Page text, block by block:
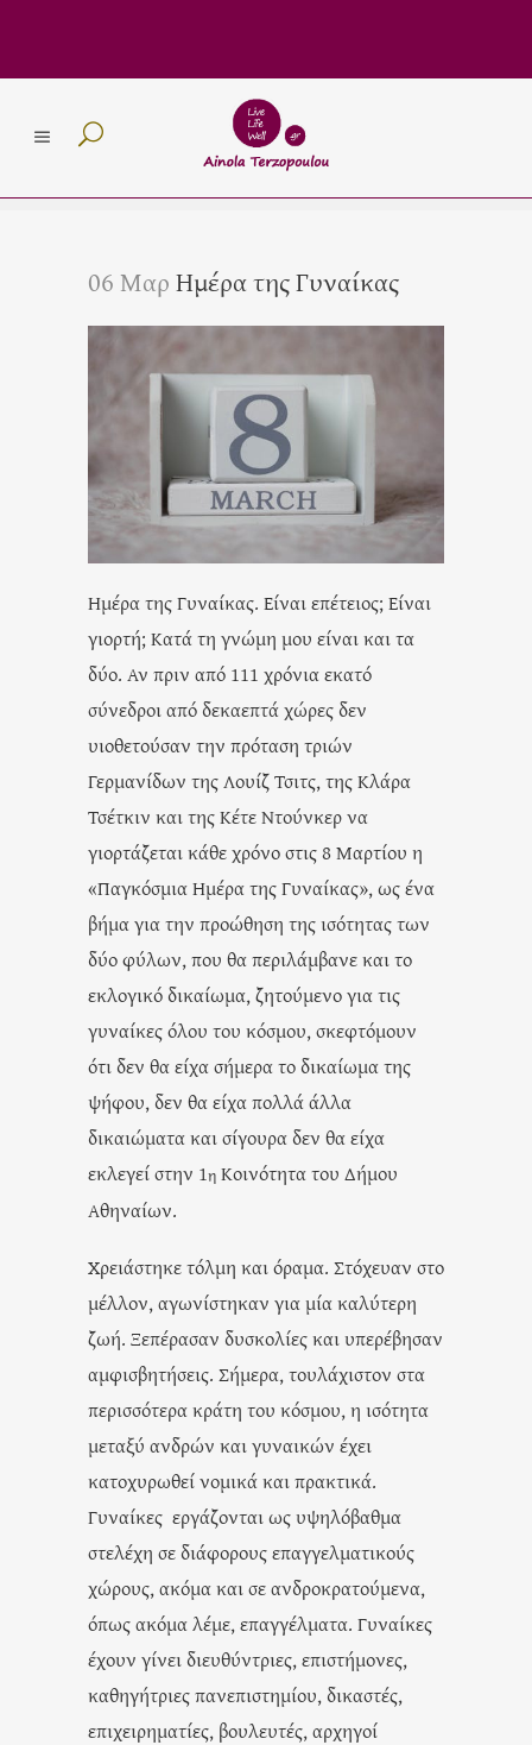
06 ΜαρΗμέρα της Γυναίκας
Ημέρα της Γυναίκας. Είναι επέτειος; Είναι
γιορτή; Κατά τη γνώμη μου είναι και τα
δύο. Αν πριν από 111 χρόνια εκατό
σύνεδροι από δεκαεπτά χώρες δεν
υιοθετούσαν την πρόταση τριών
Γερμανίδων της Λουίζ Τσιτς, της Κλάρα
Τσέτκιν και της Κέτε Ντούνκερ να
γιορτάζεται κάθε χρόνο στις 8 Μαρτίου η
«Παγκόσμια Ημέρα της Γυναίκας», ως ένα
βήμα για την προώθηση της ισότητας των
δύο φύλων, που θα περιλάμβανε και το
εκλογικό δικαίωμα, ζητούμενο για τις
γυναίκες όλου του κόσμου, σκεφτόμουν
ότι δεν θα είχα σήμερα το δικαίωμα της
ψήφου, δεν θα είχα πολλά άλλα
δικαιώματα και σίγουρα δεν θα είχα
εκλεγεί στην 1η Κοινότητα του Δήμου
Αθηναίων.
Χρειάστηκε τόλμη και όραμα. Στόχευαν στο
μέλλον, αγωνίστηκαν για μία καλύτερη
ζωή. Ξεπέρασαν δυσκολίες και υπερέβησαν
αμφισβητήσεις. Σήμερα, τουλάχιστον στα
περισσότερα κράτη του κόσμου, η ισότητα
μεταξύ ανδρών και γυναικών έχει
κατοχυρωθεί νομικά και πρακτικά.
Γυναίκες εργάζονται ως υψηλόβαθμα
στελέχη σε διάφορους επαγγελματικούς
χώρους, ακόμα και σε ανδροκρατούμενα,
όπως ακόμα λέμε, επαγγέλματα. Γυναίκες
έχουν γίνει διευθύντριες, επιστήμονες,
καθηγήτριες πανεπιστημίου, δικαστές,
επιχειρηματίες, βουλευτές, αρχηγοί